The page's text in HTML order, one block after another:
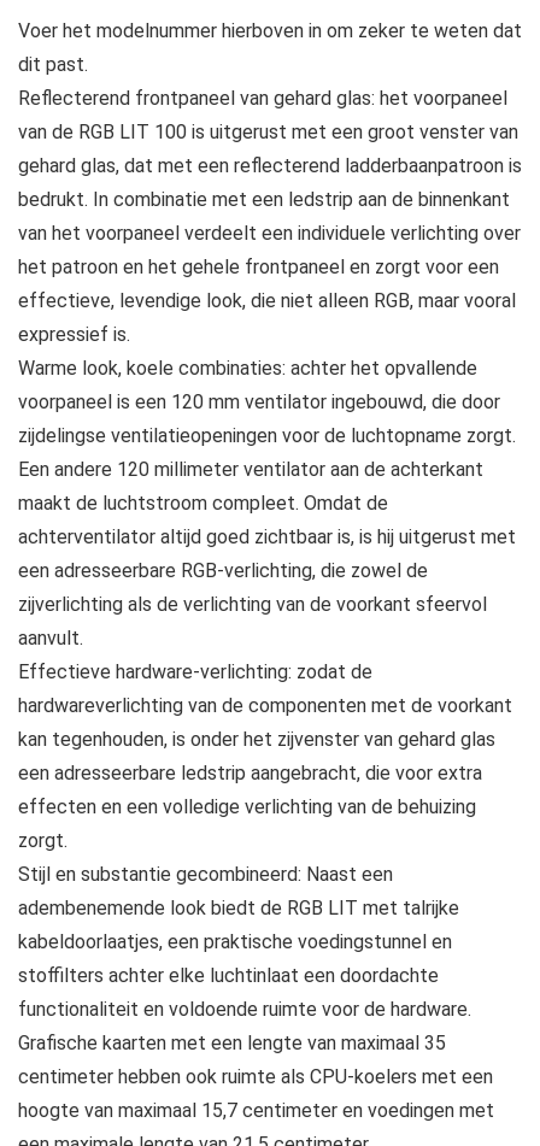
Voer het modelnummer hierboven in om zeker te weten dat
dit past.
Reflecterend frontpaneel van gehard glas: het voorpaneel
van de RGB LIT 100 is uitgerust met een groot venster van
gehard glas, dat met een reflecterend ladderbaanpatroon is
bedrukt. In combinatie met een ledstrip aan de binnenkant
van het voorpaneel verdeelt een individuele verlichting over
het patroon en het gehele frontpaneel en zorgt voor een
effectieve, levendige look, die niet alleen RGB, maar vooral
expressief is.
Warme look, koele combinaties: achter het opvallende
voorpaneel is een 120 mm ventilator ingebouwd, die door
zijdelingse ventilatieopeningen voor de luchtopname zorgt.
Een andere 120 millimeter ventilator aan de achterkant
maakt de luchtstroom compleet. Omdat de
achterventilator altijd goed zichtbaar is, is hij uitgerust met
een adresseerbare RGB-verlichting, die zowel de
zijverlichting als de verlichting van de voorkant sfeervol
aanvult.
Effectieve hardware-verlichting: zodat de
hardwareverlichting van de componenten met de voorkant
kan tegenhouden, is onder het zijvenster van gehard glas
een adresseerbare ledstrip aangebracht, die voor extra
effecten en een volledige verlichting van de behuizing
zorgt.
Stijl en substantie gecombineerd: Naast een
adembenemende look biedt de RGB LIT met talrijke
kabeldoorlaatjes, een praktische voedingstunnel en
stoffilters achter elke luchtinlaat een doordachte
functionaliteit en voldoende ruimte voor de hardware.
Grafische kaarten met een lengte van maximaal 35
centimeter hebben ook ruimte als CPU-koelers met een
hoogte van maximaal 15,7 centimeter en voedingen met